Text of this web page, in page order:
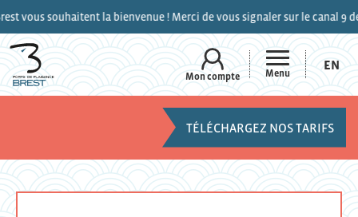
souhaitent la bienvenue ! Merci de vous signaler sur le canal 9 de la
Mon compte Menu
EN
TÉLÉCHARGEZ NOS TARIFS